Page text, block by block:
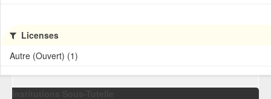
Licenses
Autre (Ouvert) (1)